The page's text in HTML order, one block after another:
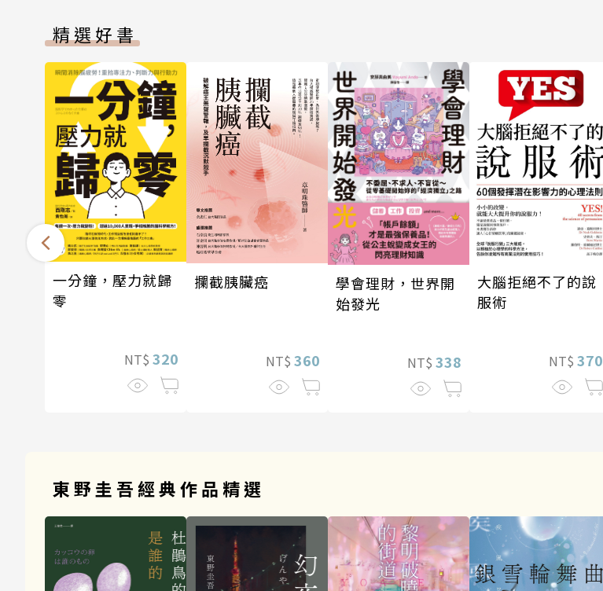
精選好書
一分鐘，壓力就歸
零
NT$ 320
攔截胰臟癌
NT$ 360
學會理財，世界開
始發光
NT$ 338
大腦拒絕不了的說
服術
NT$ 370
東野圭吾經典作品精選